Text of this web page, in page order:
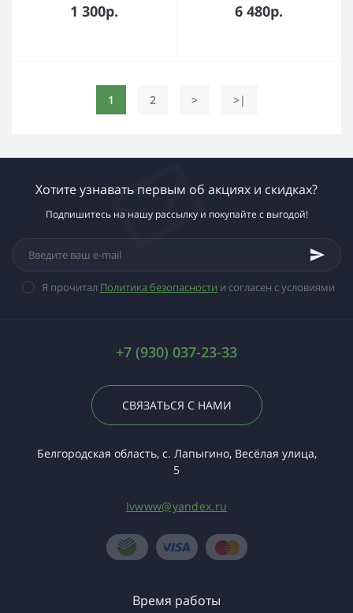
1 300р. 6 480р.
1 2 > >|
Хотите узнавать первым об акциях и скидках?
Подпишитесь на нашу рассылку и покупайте с выгодой!
Я прочитал Политика безопасности и согласен с условиями
+7 (930) 037-23-33
СВЯЗАТЬСЯ С НАМИ
Белгородская область, с. Лапыгино, Весёлая улица,
5
Ivwww@yandex.ru
Время работы